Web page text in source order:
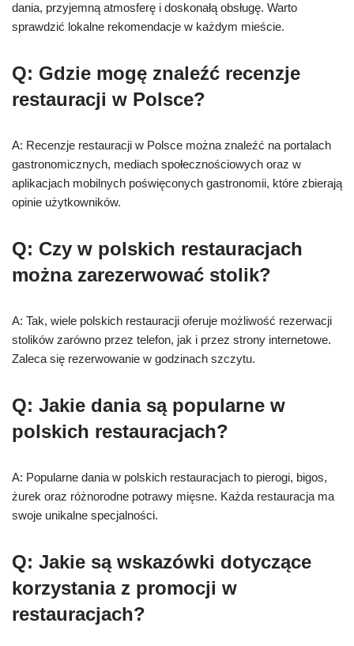
dania, przyjemną atmosferę i doskonałą obsługę. Warto
sprawdzić lokalne rekomendacje w każdym mieście.
Q: Gdzie mogę znaleźć recenzje
restauracji w Polsce?
A: Recenzje restauracji w Polsce można znaleźć na portalach
gastronomicznych, mediach społecznościowych oraz w
aplikacjach mobilnych poświęconych gastronomii, które zbierają
opinie użytkowników.
Q: Czy w polskich restauracjach
można zarezerwować stolik?
A: Tak, wiele polskich restauracji oferuje możliwość rezerwacji
stolików zarówno przez telefon, jak i przez strony internetowe.
Zaleca się rezerwowanie w godzinach szczytu.
Q: Jakie dania są popularne w
polskich restauracjach?
A: Popularne dania w polskich restauracjach to pierogi, bigos,
żurek oraz różnorodne potrawy mięsne. Każda restauracja ma
swoje unikalne specjalności.
Q: Jakie są wskazówki dotyczące
korzystania z promocji w
restauracjach?